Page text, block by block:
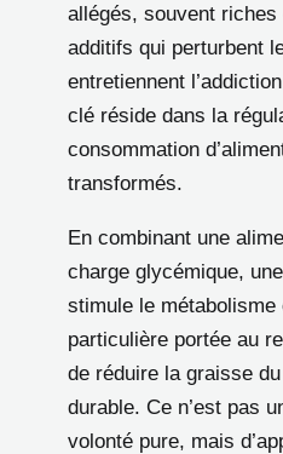
allégés, souvent
additifs qui perturbent
entretiennent
clé réside dans la
consommation
transformés.
En combinant une
charge glycémique,
stimule le métabolisme
particulière portée au
de réduire la graisse
durable. Ce n’est pas
volonté pure, mais